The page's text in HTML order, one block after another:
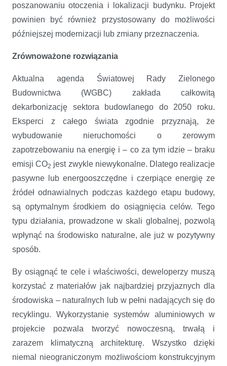
poszanowaniu otoczenia i lokalizacji budynku. Projekt
powinien być również przystosowany do możliwości
późniejszej modernizacji lub zmiany przeznaczenia.
Zrównoważone rozwiązania
Aktualna agenda Światowej Rady Zielonego
Budownictwa (WGBC) zakłada całkowitą
dekarbonizację sektora budowlanego do 2050 roku.
Eksperci z całego świata zgodnie przyznają, że
wybudowanie nieruchomości o zerowym
zapotrzebowaniu na energię i – co za tym idzie – braku
emisji CO2 jest zwykle niewykonalne. Dlatego realizacje
pasywne lub energooszczędne i czerpiące energię ze
źródeł odnawialnych podczas każdego etapu budowy,
są optymalnym środkiem do osiągnięcia celów. Tego
typu działania, prowadzone w skali globalnej, pozwolą
wpłynąć na środowisko naturalne, ale już w pozytywny
sposób.
By osiągnąć te cele i właściwości, deweloperzy muszą
korzystać z materiałów jak najbardziej przyjaznych dla
środowiska – naturalnych lub w pełni nadających się do
recyklingu. Wykorzystanie systemów aluminiowych w
projekcie pozwala tworzyć nowoczesną, trwałą i
zarazem klimatyczną architekturę. Wszystko dzięki
niemal nieograniczonym możliwościom konstrukcyjnym